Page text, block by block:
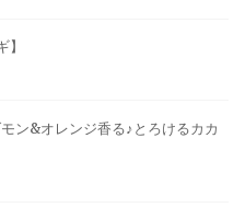
&オレンジ香る♪とろけるカカ